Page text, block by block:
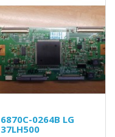
6870C-0264B LG
37LH500